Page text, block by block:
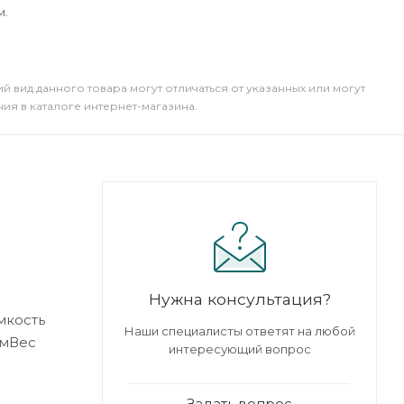
вид данного товара могут отличаться от указанных или могут
в каталоге интернет-магазина.
Нужна консультация?
Наши специалисты ответят на любой
интересующий вопрос